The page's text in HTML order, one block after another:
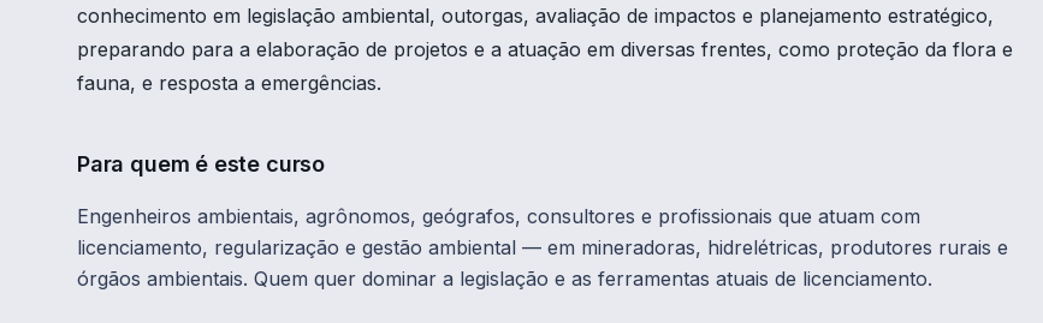
conhecimento em legislação ambiental, outorgas, avaliação de impactos e planejamento estratégico,
preparando para a elaboração de projetos e a atuação em diversas frentes, como proteção da flora e
fauna, e resposta a emergências.
Para quem é este curso
Engenheiros ambientais, agrônomos, geógrafos, consultores e profissionais que atuam com
licenciamento, regularização e gestão ambiental — em mineradoras, hidrelétricas, produtores rurais e
órgãos ambientais. Quem quer dominar a legislação e as ferramentas atuais de licenciamento.